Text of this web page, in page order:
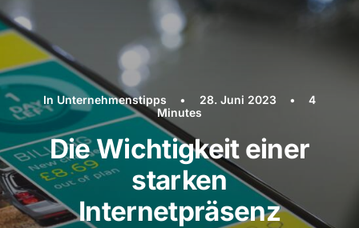
In Unternehmenstipps • 28. Juni 2023 •
4
Minutes
Die Wichtigkeit einer
starken
Internetpräsenz